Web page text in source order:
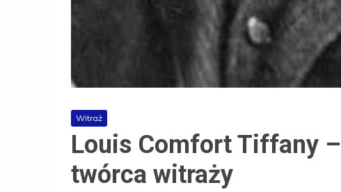
Witraż
Louis Comfort Tiffany
twórca witraży